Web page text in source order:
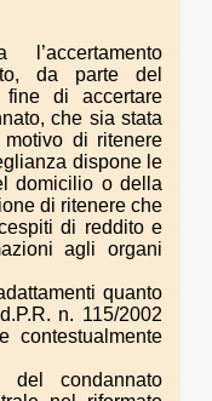
l’accertamento
da parte del
fine di accertare
che sia stata
di ritenere
dispone le
domicilio o della
di ritenere che
di reddito e
agli organi
quanto
n. 115/2002
contestualmente
del condannato